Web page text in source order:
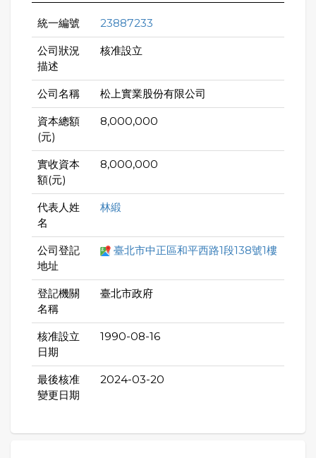
統一編號 23887233
公司狀況
描述
核准設立
公司名稱 松上實業股份有限公司
資本總額
(元)
8,000,000
實收資本
額(元)
8,000,000
代表人姓
名
林緞
公司登記
地址
臺北市中正區和平西路1段138號1樓
登記機關
名稱
臺北市政府
核准設立
日期
1990-08-16
最後核准
變更日期
2024-03-20